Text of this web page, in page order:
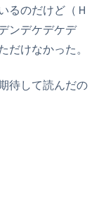
るのだけど（Ｈ
ンデケデケデ
だけなかった。
待して読んだの